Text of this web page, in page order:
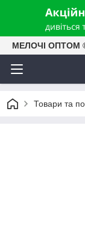
МЕЛОЧІ ОПТОМ
Товари та